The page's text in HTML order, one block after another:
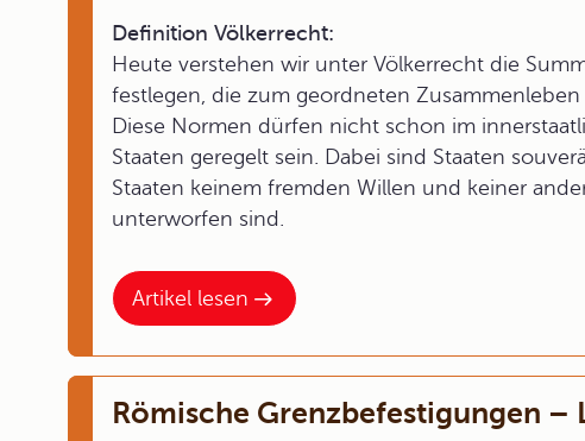
Artikel lesen
Definition Völkerrecht:
Heute verstehen wir unter Völkerrecht die
festlegen, die zum geordneten
Diese Normen dürfen nicht schon im
Staaten geregelt sein. Dabei sind Staaten
Staaten keinem fremden Willen und keiner
unterworfen sind.
Römische Grenzbefestigungen –